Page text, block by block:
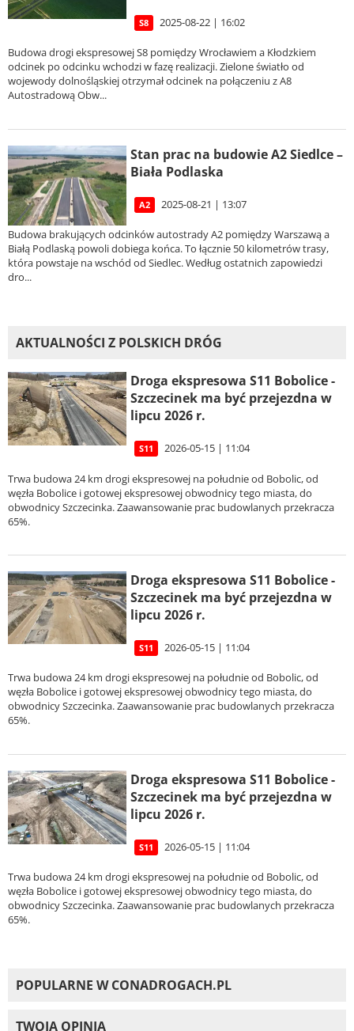
S8 2025-08-22 | 16:02
Budowa drogi ekspresowej S8 pomiędzy Wrocławiem a Kłodzkiem
odcinek po odcinku wchodzi w fazę realizacji. Zielone światło od
wojewody dolnośląskiej otrzymał odcinek na połączeniu z A8
Autostradową Obw...
Stan prac na budowie A2 Siedlce –
Biała Podlaska
A2 2025-08-21 | 13:07
Budowa brakujących odcinków autostrady A2 pomiędzy Warszawą a
Białą Podlaską powoli dobiega końca. To łącznie 50 kilometrów trasy,
która powstaje na wschód od Siedlec. Według ostatnich zapowiedzi
dro...
AKTUALNOŚCI Z POLSKICH DRÓG
Droga ekspresowa S11 Bobolice -
Szczecinek ma być przejezdna w
lipcu 2026 r.
S11 2026-05-15 | 11:04
Trwa budowa 24 km drogi ekspresowej na południe od Bobolic, od
węzła Bobolice i gotowej ekspresowej obwodnicy tego miasta, do
obwodnicy Szczecinka. Zaawansowanie prac budowlanych przekracza
65%.
Droga ekspresowa S11 Bobolice -
Szczecinek ma być przejezdna w
lipcu 2026 r.
S11 2026-05-15 | 11:04
Trwa budowa 24 km drogi ekspresowej na południe od Bobolic, od
węzła Bobolice i gotowej ekspresowej obwodnicy tego miasta, do
obwodnicy Szczecinka. Zaawansowanie prac budowlanych przekracza
65%.
Droga ekspresowa S11 Bobolice -
Szczecinek ma być przejezdna w
lipcu 2026 r.
S11 2026-05-15 | 11:04
Trwa budowa 24 km drogi ekspresowej na południe od Bobolic, od
węzła Bobolice i gotowej ekspresowej obwodnicy tego miasta, do
obwodnicy Szczecinka. Zaawansowanie prac budowlanych przekracza
65%.
POPULARNE W CONADROGACH.PL
TWOJA OPINIA